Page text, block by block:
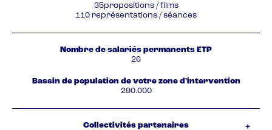
35propositions / films
110 représentations / séances
Nombre de salariés permanents ETP
26
Bassin de population de votre zone d'intervention
290.000
Collectivités partenaires